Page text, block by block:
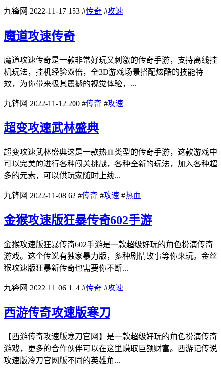
九锋网 2022-11-17 153 #传奇 #攻速
魔道攻速传奇
魔道攻速传奇是一款非常好玩又刺激的传奇手游，支持离线挂
机玩法，挂机经验双倍，全3D游戏场景搭配炫酷的技能特
效，为你带来极其震撼的视觉体验，...
九锋网 2022-11-12 200 #传奇 #攻速
超变攻速武林盛典
超变攻速武林盛典这是一款热血类型的传奇手游，这款游戏中
可以完美的进行各种闯关挑战，各种全新的玩法，加入各种超
多的元素，可以供玩家随时上线...
九锋网 2022-11-08 62 #传奇 #攻速 #热血
金猴攻速版狂暴传奇602手游
金猴攻速版狂暴传奇602手游是一款超级好玩的角色扮演传奇
游戏。这个传说有独家暴力版，多种剧情故事等你来玩。金丝
猴攻速版狂暴新传奇也需要你不断...
九锋网 2022-11-06 114 #传奇 #攻速
西游传奇攻速版寒刀
【西游传奇攻速版寒刀官网】是一款超级好玩的角色扮演传奇
游戏，更多的合作伙伴可以在这里赚取巨额财富。西游记传说
攻速版冷刀官网版不同的英雄角...